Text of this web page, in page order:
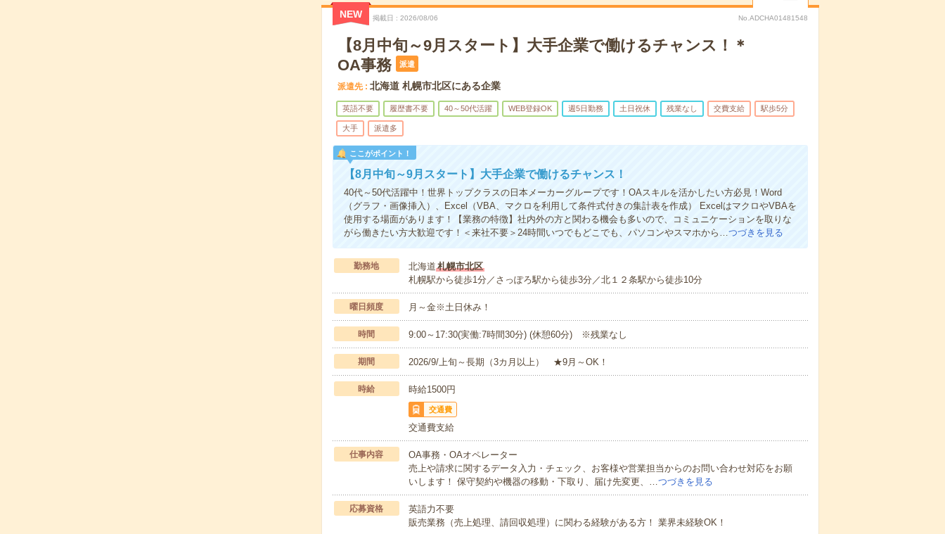
NEW 掲載日 2026/08/06 No.ADCHA01481548
【8月中旬～9月スタート】大手企業で働けるチャンス！＊
OA事務
派遣
派遣先 北海道 札幌市北区にある企業
英語不要 履歴書不要 40～50代活躍 WEB登録OK 週5日勤務 土日祝休 残業なし 交費支給 駅歩5分
大手 派遣多
ここがポイント！
【8月中旬～9月スタート】大手企業で働けるチャンス！
40代～50代活躍中！世界トップクラスの日本メーカーグループです！OAスキルを活かしたい方必見！Word
（グラフ・画像挿入）、Excel（VBA、マクロを利用して条件式付きの集計表を作成） ExcelはマクロやVBAを
使用する場面があります！【業務の特徴】社内外の方と関わる機会も多いので、コミュニケーションを取りな
がら働きたい方大歓迎です！＜来社不要＞24時間いつでもどこでも、パソコンやスマホから… つづきを見る
勤務地 北海道札幌市北区
札幌駅から徒歩1分／さっぽろ駅から徒歩3分／北１２条駅から徒歩10分
曜日頻度 月～金※土日休み！
時間 9:00～17:30(実働:7時間30分) (休憩60分) ※残業なし
期間 2026/9/上旬～長期（3カ月以上） ★9月～OK！
時給 時給1500円
交通費
交通費支給
仕事内容
OA事務・OAオペレーター
売上や請求に関するデータ入力・チェック、お客様や営業担当からのお問い合わせ対応をお願
いします！ 保守契約や機器の移動・下取り、届け先変更、… つづきを見る
応募資格
英語力不要
販売業務（売上処理、請回収処理）に関わる経験がある方！ 業界未経験OK！